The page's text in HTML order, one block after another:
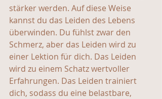
stärker werden. Auf diese Weise
kannst du das Leiden des Lebens
überwinden. Du fühlst zwar den
Schmerz, aber das Leiden wird zu
einer Lektion für dich. Das Leiden
wird zu einem Schatz wertvoller
Erfahrungen. Das Leiden trainiert
dich, sodass du eine belastbare,